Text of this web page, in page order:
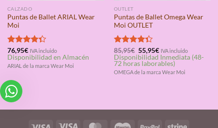
CALZADO
Puntas de Ballet ARIAL Wear
Moi
Valorado
con4.33
de 5
76,95€ IVA incluido
Disponibilidad en Almacén
ARIAL de la marca Wear Moi
OUTLET
Puntas de Ballet Omega Wear
Moi OUTLET
Valorado
con4.33
de 5
85,95€ El
precio
original
era:
85,95€.
55,95€El
precio
actual
es:
55,95€.
IVA incluido
Disponibilidad Inmediata (48-
72 horas laborables)
OMEGA de la marca Wear Moi